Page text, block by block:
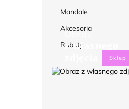
Mandale
Akcesoria
Rabaty
Obraz
z własnego
Sklep